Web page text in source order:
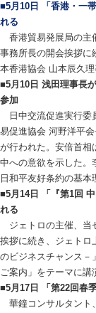
■5月10日 「香港・一
れる
香港貿易発展局の主
事務所長の開会挨拶に
本香港協会 山本辰久
■5月10日 浅田理事長
参加
日中交流促進実行委
易促進協会 河野洋平
が行われた。安倍首相
中への意欲を示した。
日和平友好条約の基
■5月14日 「『第1回
れる
ジェトロの主催、当
挨拶に続き、ジェトロ
のビジネスチャンス－
ご案内」をテーマに講
■5月17日 「第22回春
華鐘コンサルタント